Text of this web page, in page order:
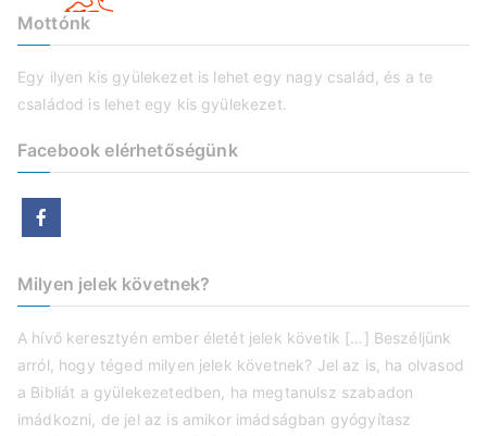
Mottónk
Egy ilyen kis gyülekezet is lehet egy nagy család, és a te
családod is lehet egy kis gyülekezet.
Facebook elérhetőségünk
Milyen jelek követnek?
A hívő keresztyén ember életét jelek követik […] Beszéljünk
arról, hogy téged milyen jelek követnek? Jel az is, ha olvasod
a Bibliát a gyülekezetedben, ha megtanulsz szabadon
imádkozni, de jel az is amikor imádságban gyógyítasz